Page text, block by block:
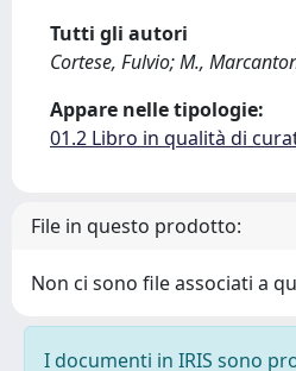
Tutti gli autori
Cortese, Fulvio; M.,
Appare nelle tipologie:
01.2 Libro in qualità di
File in questo prodotto:
Non ci sono file associati a
I documenti in IRIS sono